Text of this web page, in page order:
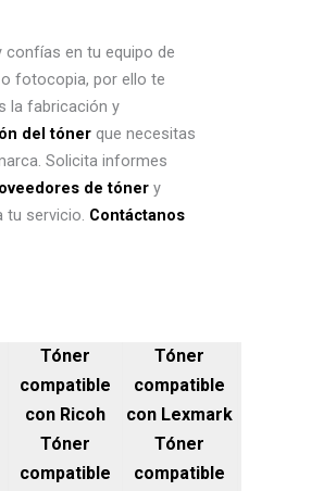
confías en tu equipo de
fotocopia, por ello te
la fabricación y
del tóner que necesitas
Solicita informes
de tóner y
tu servicio. Contáctanos
Tóner
compatible
con Ricoh
Tóner
compatible
con Lexmark
Tóner
compatible
Tóner
compatible